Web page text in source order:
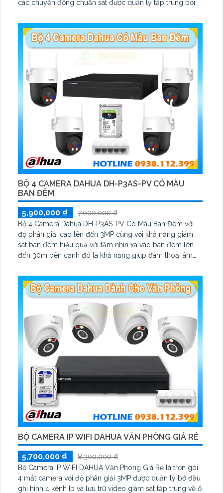
các chuyển động chuẩn sát được quản lý tập trung bởi
BỘ 4 CAMERA DAHUA DH-P3AS-PV CÓ MÀU
BAN ĐÊM
5,900,000 ₫
7,000,000 ₫
Bộ 4 Camera Dahua DH-P3AS-PV Có Màu Ban Đêm với
độ phân giải cao lên đến 3MP cùng với khả năng giám
sát ban đêm hiệu quả với tầm nhìn xa vào ban đêm lên
đến 30m bên cạnh đó là khả năng giúp đàm thoại âm
hiện xâm nhập
BỘ CAMERA IP WIFI DAHUA VĂN PHÒNG GIÁ RẺ
5,700,000 ₫
8,300,000 ₫
Bộ Camera IP WIFI DAHUA Văn Phòng Giá Rẻ là trọn gói
4 mắt camera với độ phân giải 3MP được quản lý bở đầu
ghi hình 4 kênh Ip và lưu trữ video giám sát tập trung về ổ